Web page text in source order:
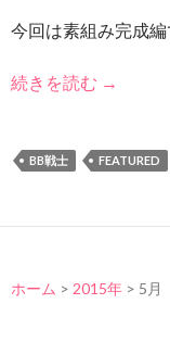
今回は素組み完成編
続きを読む →
BB戦士 FEATURED
ホーム > 2015年 > 5月